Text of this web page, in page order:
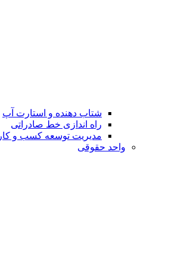
شتاب دهنده و استارت آپ
راه اندازی خط صادراتی
مدیریت توسعه کسب و کار
واحد حقوقی